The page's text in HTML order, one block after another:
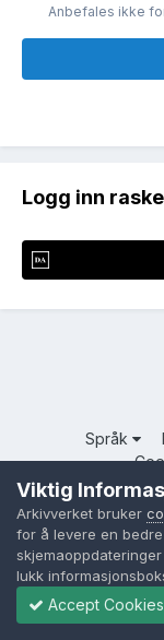
Anbefales ikke
Logg inn
Språk
Viktig
Arkivverket bruker
for å levere en
lukk
Accept Cookies